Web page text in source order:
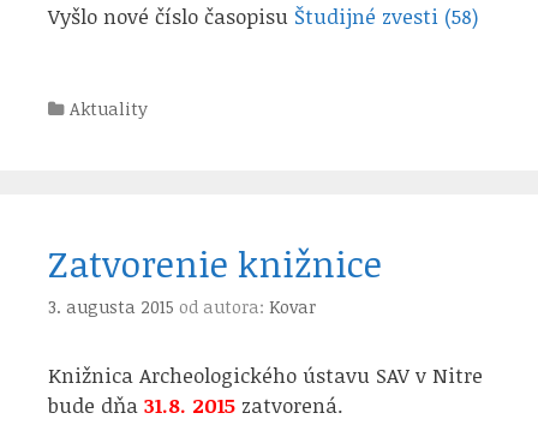
Vyšlo nové číslo časopisu Študijné zvesti (58)
Kategórie
Aktuality
Zatvorenie knižnice
3. augusta 2015 od autora: Kovar
Knižnica Archeologického ústavu SAV v Nitre
bude dňa 31.8. 2015 zatvorená.